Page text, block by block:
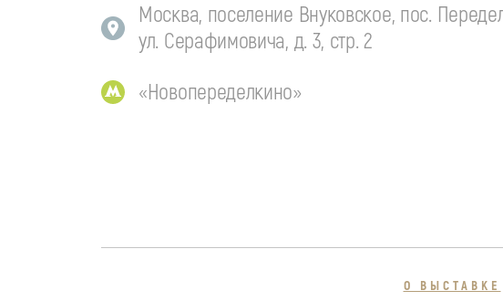
Москва, поселение Внуковское, пос.
ул. Серафимовича, д. 3, стр. 2
«Новопеределкино»
О ВЫСТАВКЕ